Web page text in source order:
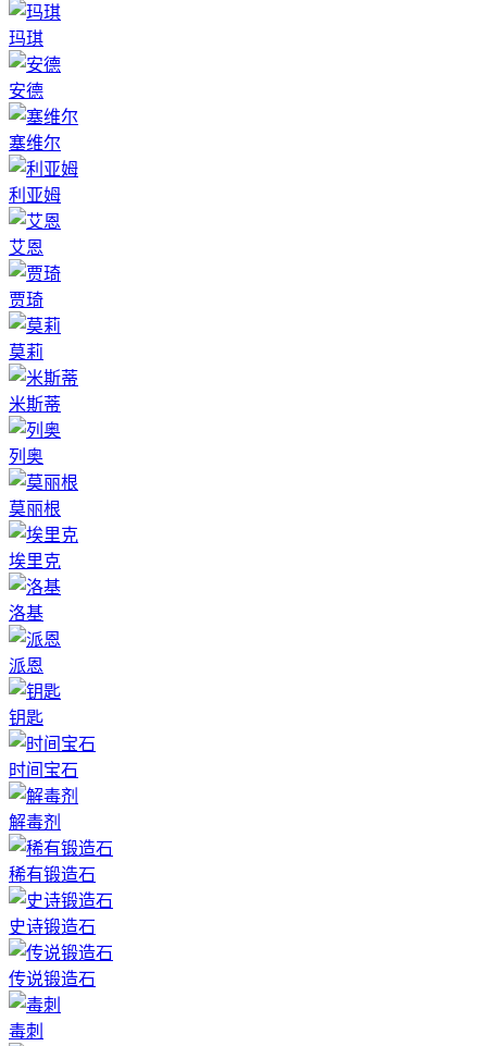
玛琪
安德
塞维尔
利亚姆
艾恩
贾琦
莫莉
米斯蒂
列奥
莫丽根
埃里克
洛基
派恩
钥匙
时间宝石
解毒剂
稀有锻造石
史诗锻造石
传说锻造石
毒刺